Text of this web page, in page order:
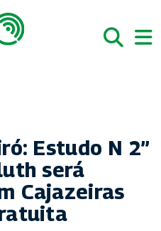
Estudo N 2”
será
Cajazeiras